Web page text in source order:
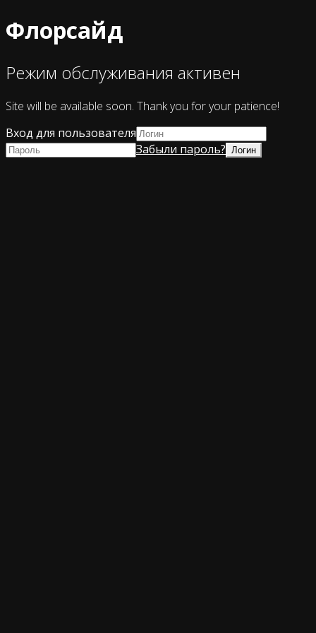
Флорсайд
Режим обслуживания активен
Site will be available soon. Thank you for your patience!
Вход для пользователя
Забыли пароль?